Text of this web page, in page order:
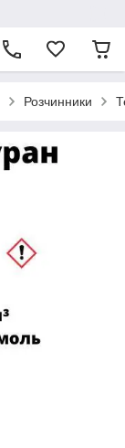
Розчинники